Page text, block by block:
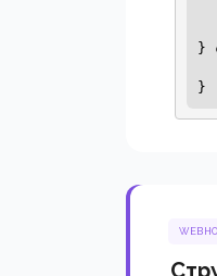
}
}